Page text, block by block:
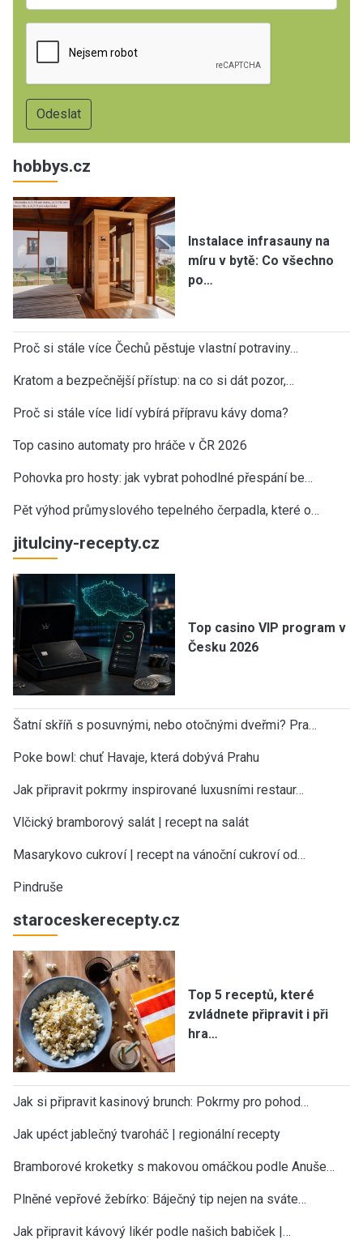
hobbys.cz
Instalace infrasauny na
míru v bytě: Co všechno
po…
Proč si stále více Čechů pěstuje vlastní potraviny…
Kratom a bezpečnější přístup: na co si dát pozor,…
Proč si stále více lidí vybírá přípravu kávy doma?
Top casino automaty pro hráče v ČR 2026
Pohovka pro hosty: jak vybrat pohodlné přespání be…
Pět výhod průmyslového tepelného čerpadla, které o…
jitulciny-recepty.cz
Top casino VIP program v
Česku 2026
Šatní skříň s posuvnými, nebo otočnými dveřmi? Pra…
Poke bowl: chuť Havaje, která dobývá Prahu
Jak připravit pokrmy inspirované luxusními restaur…
Vlčický bramborový salát | recept na salát
Masarykovo cukroví | recept na vánoční cukroví od…
Pindruše
staroceskerecepty.cz
Top 5 receptů, které
zvládnete připravit i při
hra…
Jak si připravit kasinový brunch: Pokrmy pro pohod…
Jak upéct jablečný tvaroháč | regionální recepty
Bramborové kroketky s makovou omáčkou podle Anuše…
Plněné vepřové žebírko: Báječný tip nejen na sváte…
Jak připravit kávový likér podle našich babiček |…